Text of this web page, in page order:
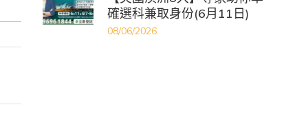
確選科兼取身份(6月11日)
08/06/2026